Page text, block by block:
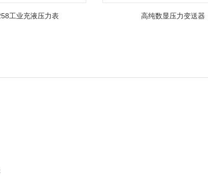
工业充液压力表 高纯数显压力变送器